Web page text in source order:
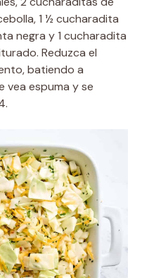
1 ½ cucharadita
negra y 1 cucharadita
Reduzca el
batiendo a
vea espuma y se